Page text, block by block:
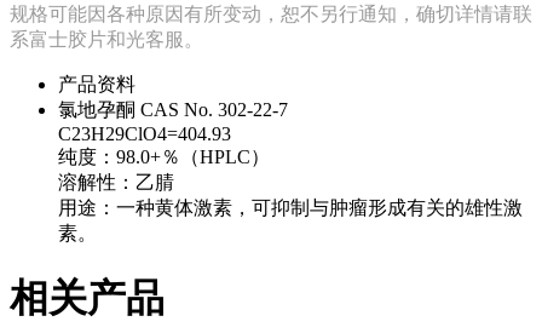
规格可能因各种原因有所变动，恕不另行通知，确切详情请联
系富士胶片和光客服。
产品资料
氯地孕酮 CAS No. 302-22-7
C23H29ClO4=404.93
纯度：98.0+％（HPLC）
溶解性：乙腈
用途：一种黄体激素，可抑制与肿瘤形成有关的雄性激
素。
相关产品